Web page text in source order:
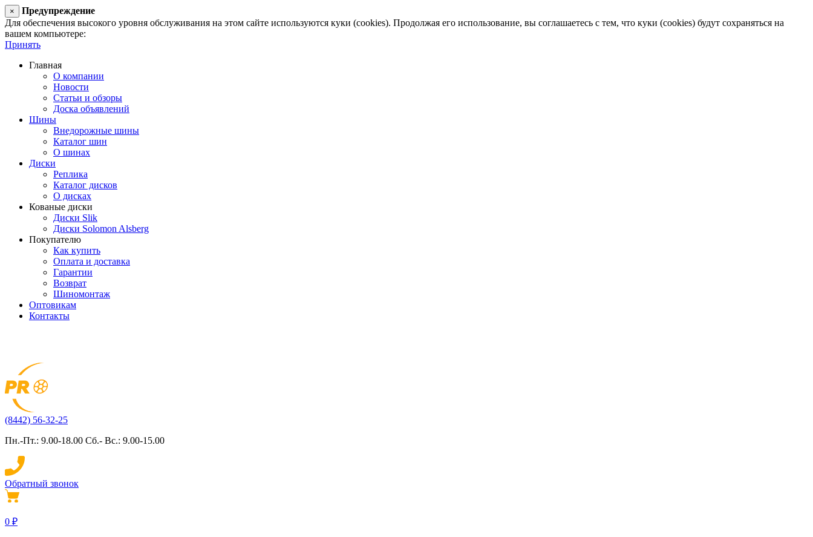
×
Предупреждение
Для обеспечения высокого уровня обслуживания на этом сайте используются куки (cookies). Продолжая его использование, вы соглашаетесь с тем, что куки (cookies) будут сохраняться на
вашем компьютере:
Принять
Главная
О компании
Новости
Статьи и обзоры
Доска объявлений
Шины
Внедорожные шины
Каталог шин
О шинах
Диски
Реплика
Каталог дисков
О дисках
Кованые диски
Диски Slik
Диски Solomon Alsberg
Покупателю
Как купить
Оплата и доставка
Гарантии
Возврат
Шиномонтаж
Оптовикам
Контакты
(8442) 56-32-25
Пн.-Пт.: 9.00-18.00 Сб.- Вс.: 9.00-15.00
Обратный звонок
0 ₽